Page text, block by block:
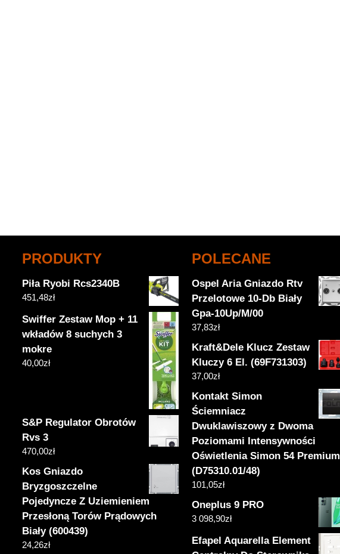
PRODUKTY
Piła Ryobi Rcs2340B
451,48zł
Swiffer Zestaw Mop + 11
wkładów 8 suchych 3
mokre
40,00zł
S&P Regulator Obrotów
Rvs 3
470,00zł
Kos Gniazdo
Bryzgoszczelne
Pojedyncze Z Uziemieniem
Przesłoną Torów Prądowych
Biały (600439)
24,26zł
POLECANE
Ospel Aria Gniazdo Rtv
Przelotowe 10-Db Biały
Gpa-10Up/M/00
37,83zł
Kraft&Dele Klucz Zestaw
Kluczy 6 El. (69F731303)
37,00zł
Kontakt Simon
Ściemniacz
Dwuklawiszowy z Dwoma
Poziomami Intensywności
Oświetlenia Simon 54 Premium
(D75310.01/48)
101,05zł
Oneplus 9 PRO
3 098,90zł
Efapel Aquarella Element